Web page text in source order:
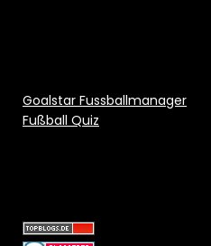
Goalstar Fussballmanager
Fußball Quiz